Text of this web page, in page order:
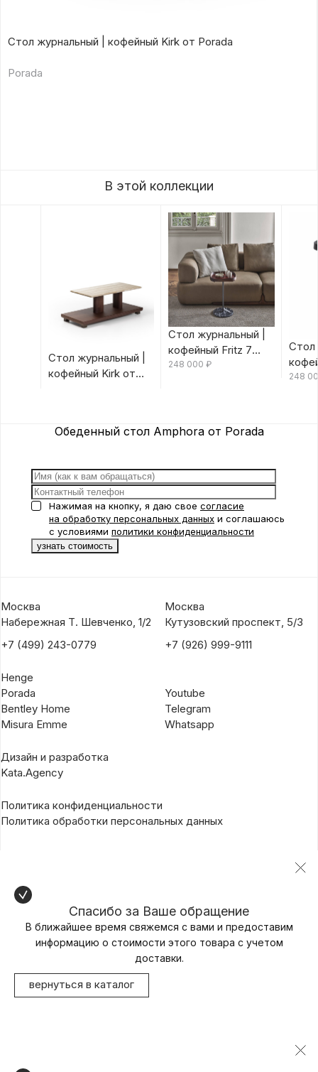
Стол журнальный | кофейный Kirk от Porada
Porada
В этой коллекции
Стол журнальный |
кофейный Kirk от
Стол журнальный |
кофейный Fritz 7
Canaletta/Rosso
248 000 ₽
Стол
248
Обеденный стол Amphora от Porada
Нажимая на кнопку, я даю свое согласие
на обработку персональных данных и соглашаюсь
с условиями политики конфиденциальности
Москва
Набережная Т. Шевченко, 1/2
+7 (499) 243-0779
Москва
Кутузовский проспект, 5/3
+7 (926) 999-9111
Henge
Porada
Bentley Home
Misura Emme
Youtube
Telegram
Whatsapp
Дизайн и разработка
Kata.Agency
Политика конфиденциальности
Политика обработки персональных данных
Спасибо за Ваше обращение
В ближайшее время свяжемся с вами и предоставим
информацию о стоимости этого товара с учетом
доставки.
вернуться в каталог